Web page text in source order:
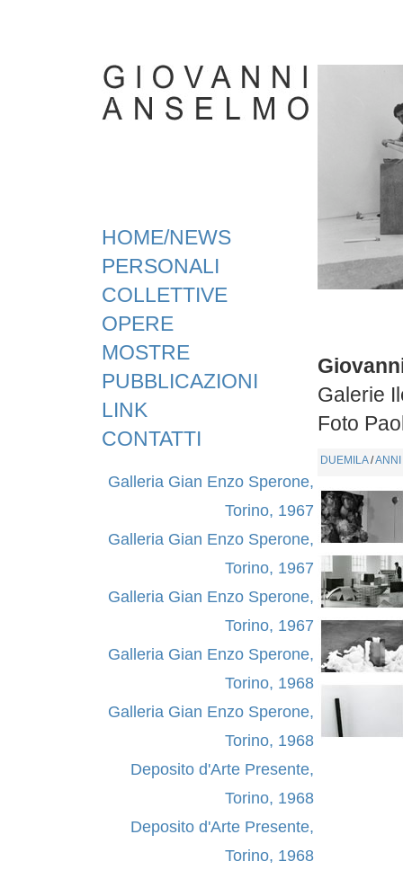
HOME/NEWS
PERSONALI
COLLETTIVE
OPERE
MOSTRE
PUBBLICAZIONI
LINK
CONTATTI
Galerie
Foto
DUEMILA/ANNI
Galleria Gian Enzo Sperone,
Torino, 1967
Galleria Gian Enzo Sperone,
Torino, 1967
Galleria Gian Enzo Sperone,
Torino, 1967
Galleria Gian Enzo Sperone,
Torino, 1968
Galleria Gian Enzo Sperone,
Torino, 1968
Deposito d'Arte Presente,
Torino, 1968
Deposito d'Arte Presente,
Torino, 1968